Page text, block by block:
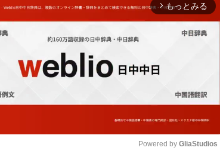
arrow_forward_ios もっとみる
Powered by GliaStudios